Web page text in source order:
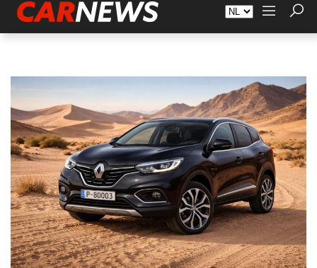
Adverteren Over Carnews.nl Contact